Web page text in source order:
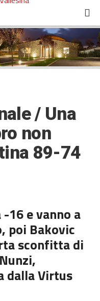
/ Una
non
89-74
-16 e vanno a
poi Bakovic
sconfitta di
dalla Virtus